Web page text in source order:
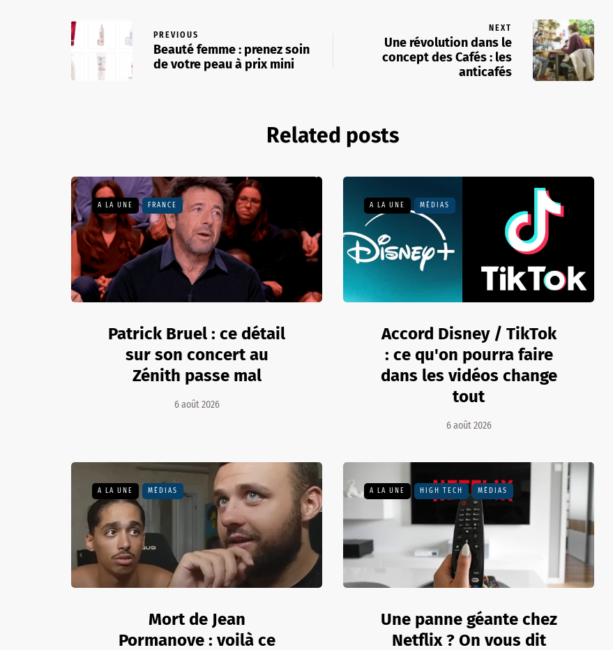
PREVIOUS
Beauté femme : prenez soin
de votre peau à prix mini
NEXT
Une révolution dans le
concept des Cafés : les
anticafés
Related posts
A LA UNE FRANCE
Patrick Bruel : ce détail
sur son concert au
Zénith passe mal
6 août 2026
A LA UNE MÉDIAS
Accord Disney / TikTok
: ce qu'on pourra faire
dans les vidéos change
tout
6 août 2026
A LA UNE MÉDIAS
Mort de Jean
Pormanove : voilà ce
A LA UNE HIGH TECH MÉDIAS
Une panne géante chez
Netflix ? On vous dit